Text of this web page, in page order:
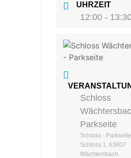
UHRZEIT
12:00 -
Schloss
Parkseite
Schloss -
Schloss 1. 63607
Wächtersbach